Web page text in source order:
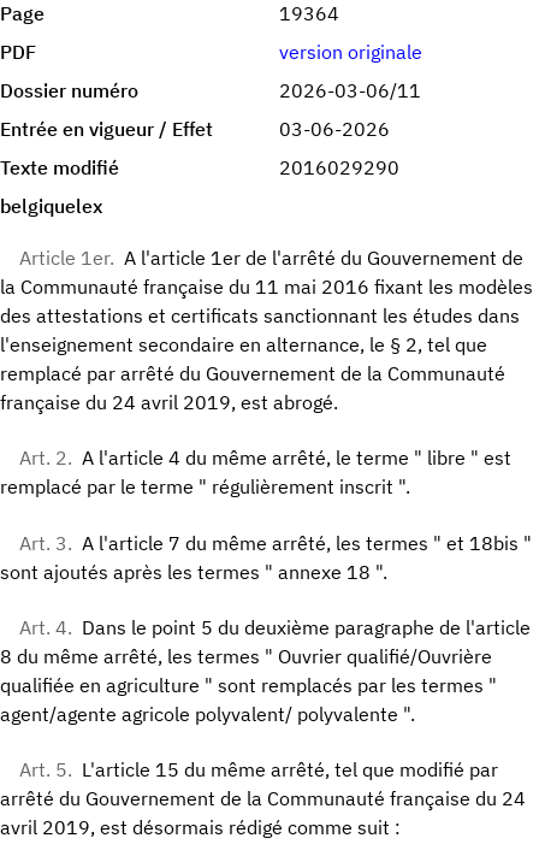
Page
19364
PDF
version originale
Dossier numéro
2026-03-06/11
Entrée en vigueur / Effet
03-06-2026
Texte modifié
2016029290
belgiquelex
Article 1er. A l'article 1er de l'arrêté du Gouvernement de
la Communauté française du 11 mai 2016 fixant les modèles
des attestations et certificats sanctionnant les études dans
l'enseignement secondaire en alternance, le § 2, tel que
remplacé par arrêté du Gouvernement de la Communauté
française du 24 avril 2019, est abrogé.
Art. 2. A l'article 4 du même arrêté, le terme " libre " est
remplacé par le terme " régulièrement inscrit ".
Art. 3. A l'article 7 du même arrêté, les termes " et 18bis "
sont ajoutés après les termes " annexe 18 ".
Art. 4. Dans le point 5 du deuxième paragraphe de l'article
8 du même arrêté, les termes " Ouvrier qualifié/Ouvrière
qualifiée en agriculture " sont remplacés par les termes "
agent/agente agricole polyvalent/ polyvalente ".
Art. 5. L'article 15 du même arrêté, tel que modifié par
arrêté du Gouvernement de la Communauté française du 24
avril 2019, est désormais rédigé comme suit :